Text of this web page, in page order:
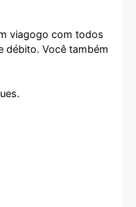
viagogo com todos
débito. Você também